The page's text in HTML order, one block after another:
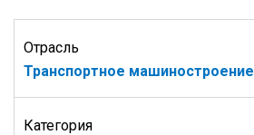
Отрасль
Транспортное машиностроение
Категория